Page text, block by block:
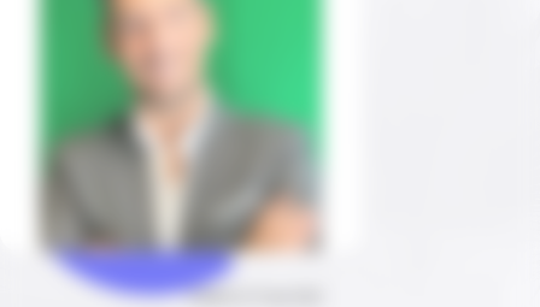
Publié le 31 mai 2022